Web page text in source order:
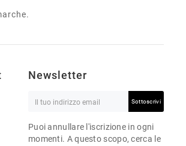
Newsletter
Sottoscrivi
Puoi annullare l'iscrizione in ogni
momenti. A questo scopo, cerca le